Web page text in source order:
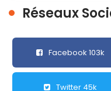
Réseaux
Facebook 103k
Twitter 45k